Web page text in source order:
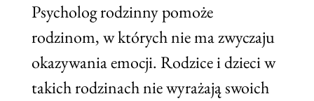
Psycholog rodzinny pomoże
rodzinom, w których nie ma zwyczaju
okazywania emocji. Rodzice i dzieci w
takich rodzinach nie wyrażają swoich